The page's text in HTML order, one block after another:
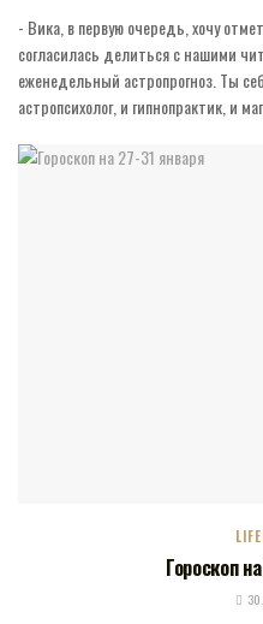
- Вика, в первую очередь, хочу
согласилась делиться с нашими
еженедельный астропрогноз. Ты
астропсихолог, и гипнопрактик, и
Гороскоп